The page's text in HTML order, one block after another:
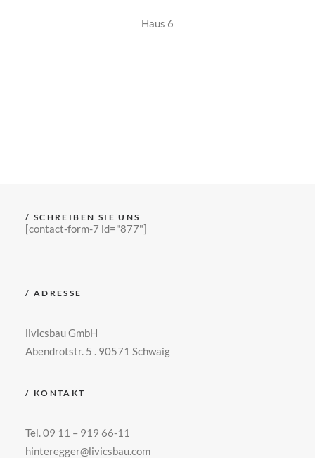
Haus 6
/ SCHREIBEN SIE UNS
[contact-form-7 id="877"]
/ ADRESSE
livicsbau GmbH
Abendrotstr. 5 . 90571 Schwaig
/ KONTAKT
Tel. 09 11 – 919 66-11
hinteregger@livicsbau.com